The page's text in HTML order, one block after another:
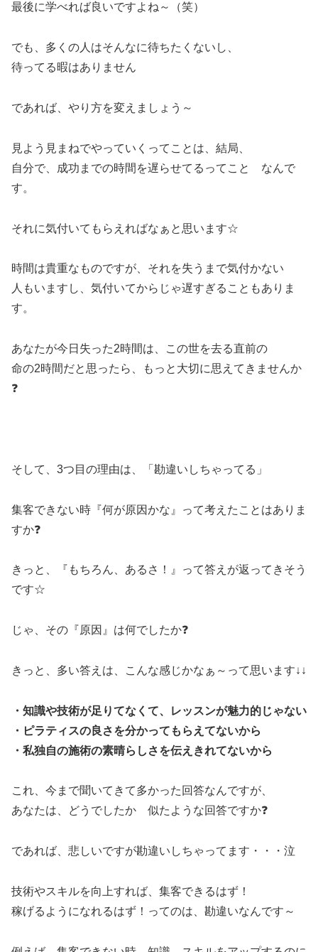
最後に学べれば良いですよね～（笑）
でも、多くの人はそんなに待ちたくないし、
待ってる暇はありません
であれば、やり方を変えましょう～
見よう見まねでやっていくってことは、結局、
自分で、成功までの時間を遅らせてるってこと なんで
す。
それに気付いてもらえればなぁと思います☆
時間は貴重なものですが、それを失うまで気付かない
人もいますし、気付いてからじゃ遅すぎることもありま
す。
あなたが今日失った2時間は、この世を去る直前の
命の2時間だと思ったら、もっと大切に思えてきませんか
❓
そして、3つ目の理由は、「勘違いしちゃってる」
集客できない時『何が原因かな』って考えたことはありま
すか❓
きっと、『もちろん、あるさ！』って答えが返ってきそう
です☆
じゃ、その『原因』は何でしたか❓
きっと、多い答えは、こんな感じかなぁ～って思います↓↓
・知識や技術が足りてなくて、レッスンが魅力的じゃない
・ピラティスの良さを分かってもらえてないから
・私独自の施術の素晴らしさを伝えきれてないから
これ、今まで聞いてきて多かった回答なんですが、
あなたは、どうでしたか 似たような回答ですか❓
であれば、悲しいですが勘違いしちゃってます・・・泣
技術やスキルを向上すれば、集客できるはず！
稼げるようになれるはず！ってのは、勘違いなんです～